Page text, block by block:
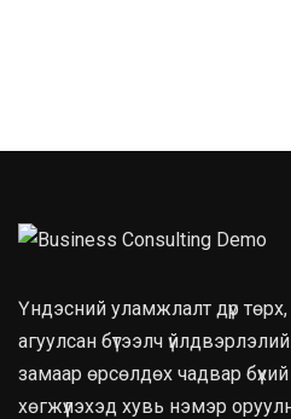
Үндэсний уламжлалт дүр
агуулсан бүтээлч
замаар өрсөлдөх чадвар
хөгжүүлэхэд хувь нэмэр